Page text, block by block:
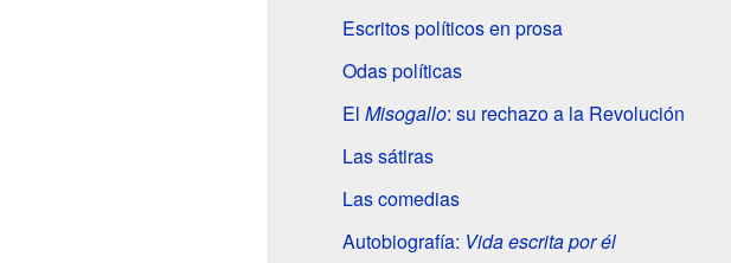
Escritos políticos en prosa
Odas políticas
El Misogallo: su rechazo a la Revolución
Las sátiras
Las comedias
Autobiografía: Vida escrita por él